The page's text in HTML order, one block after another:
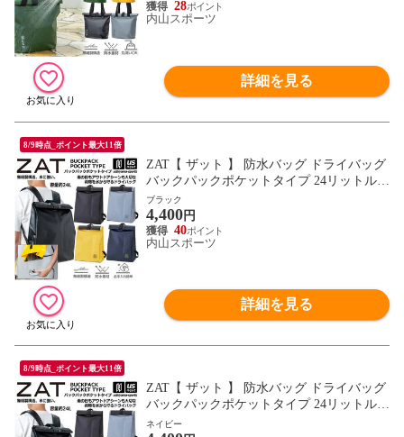
モリト MORITO 】【翌日配達対象】[自社]
28
内山スポーツ
詳細を見る
8/9時点_ポイント最大11倍
ZAT【 ザット 】 防水バッグ ドライバッグ
バックパックポケットタイプ 24リットル
リュック 2026年継続モデル【 防水バック
リュックサック バックパック 無縫製バッ
グ アウトドア モリト MORITO 】【翌日配
達対象】[自社]
ブラック
4,400円
40
内山スポーツ
詳細を見る
8/9時点_ポイント最大11倍
ZAT【 ザット 】 防水バッグ ドライバッグ
バックパックポケットタイプ 24リットル
リュック 2026年継続モデル【 防水バック
ネイビー